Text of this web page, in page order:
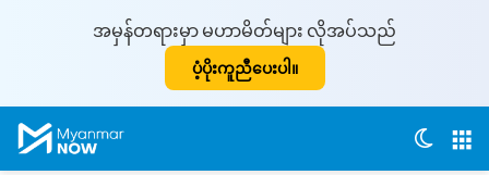
အမှန်တရားမှာ မဟာမိတ်များ လိုအပ်သည်
ပံ့ပိုးကူညီပေးပါ။